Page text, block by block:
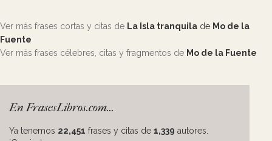
Ver más frases cortas y citas de La Isla tranquila de Mo de la
Fuente
Ver más frases célebres, citas y fragmentos de Mo de la Fuente
En FrasesLibros.com...
Ya tenemos 22,451 frases y citas de 1,339 autores.